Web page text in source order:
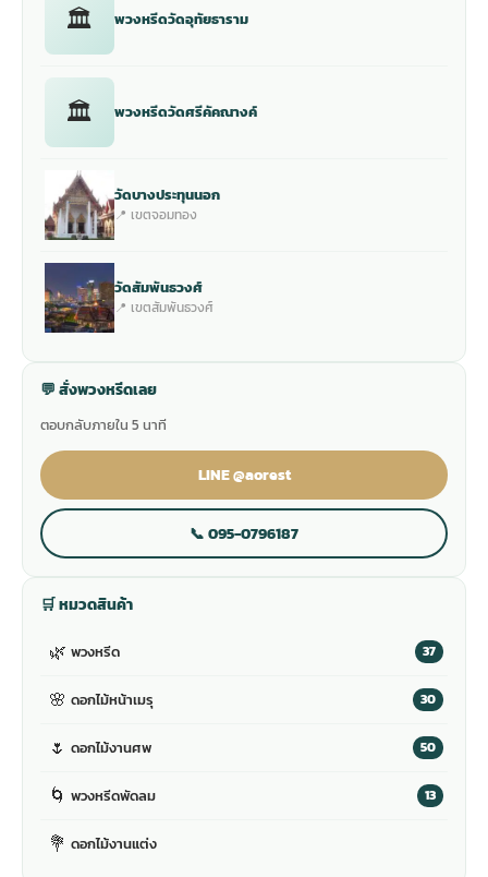
🏛 พวงหรีดวัดอุทัยธาราม
🏛 พวงหรีดวัดศรีคัคณางค์
วัดบางประทุนนอก
📍 เขตจอมทอง
วัดสัมพันธวงศ์
📍 เขตสัมพันธวงศ์
💬 สั่งพวงหรีดเลย
ตอบกลับภายใน 5 นาที
LINE @aorest
📞 095-0796187
🛒 หมวดสินค้า
🌿 พวงหรีด 37
🌸 ดอกไม้หน้าเมรุ 30
🌷 ดอกไม้งานศพ 50
🌀 พวงหรีดพัดลม 13
💐 ดอกไม้งานแต่ง